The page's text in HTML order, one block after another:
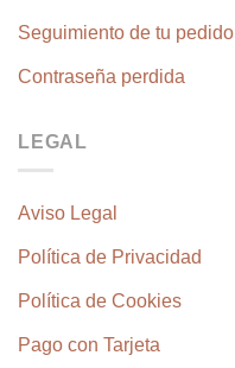
Seguimiento de tu pedido
Contraseña perdida
LEGAL
Aviso Legal
Política de Privacidad
Política de Cookies
Pago con Tarjeta